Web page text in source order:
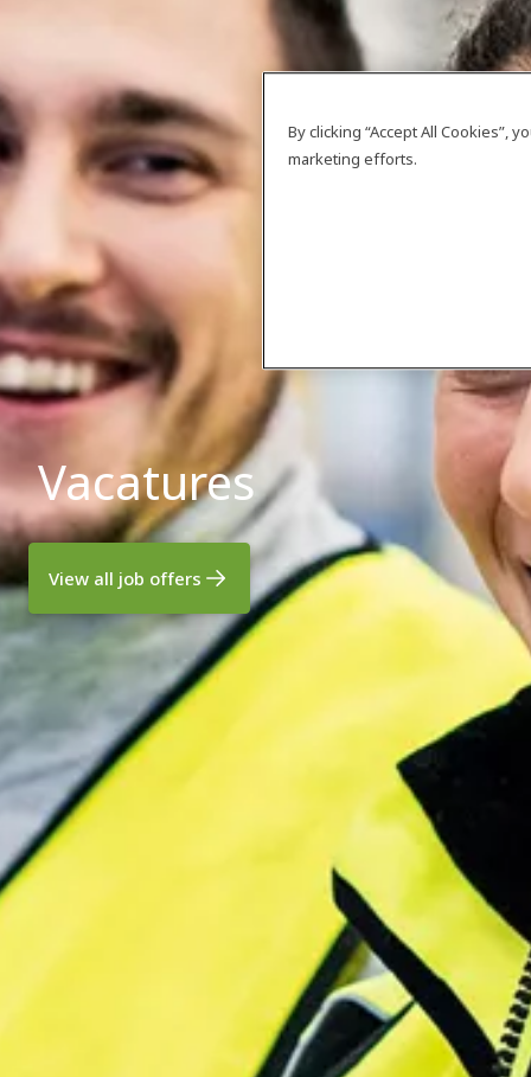
Vacatures
View all job offers
By clicking “Accept All Cookies”,
marketing efforts.